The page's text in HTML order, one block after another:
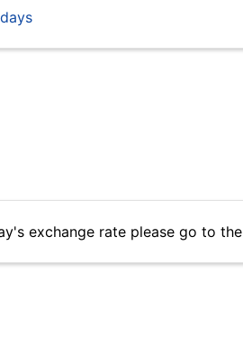
exchange rate please go to the